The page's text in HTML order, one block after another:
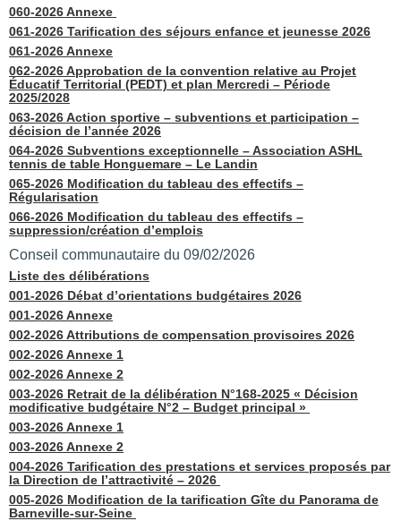
060-2026 Annexe
061-2026 Tarification des séjours enfance et jeunesse 2026
061-2026 Annexe
062-2026 Approbation de la convention relative au Projet
Éducatif Territorial (PEDT) et plan Mercredi – Période
2025/2028
063-2026 Action sportive – subventions et participation –
décision de l’année 2026
064-2026 Subventions exceptionnelle – Association ASHL
tennis de table Honguemare – Le Landin
065-2026 Modification du tableau des effectifs –
Régularisation
066-2026 Modification du tableau des effectifs –
suppression/création d’emplois
Conseil communautaire du 09/02/2026
Liste des délibérations
001-2026 Débat d’orientations budgétaires 2026
001-2026 Annexe
002-2026 Attributions de compensation provisoires 2026
002-2026 Annexe 1
002-2026 Annexe 2
003-2026 Retrait de la délibération N°168-2025 « Décision
modificative budgétaire N°2 – Budget principal »
003-2026 Annexe 1
003-2026 Annexe 2
004-2026 Tarification des prestations et services proposés par
la Direction de l’attractivité – 2026
005-2026 Modification de la tarification Gîte du Panorama de
Barneville-sur-Seine